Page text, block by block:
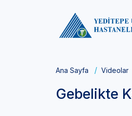
Ana Sayfa Videolar
Gebelikte